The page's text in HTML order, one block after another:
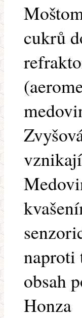
cukrů
naproti
obsah
Honza